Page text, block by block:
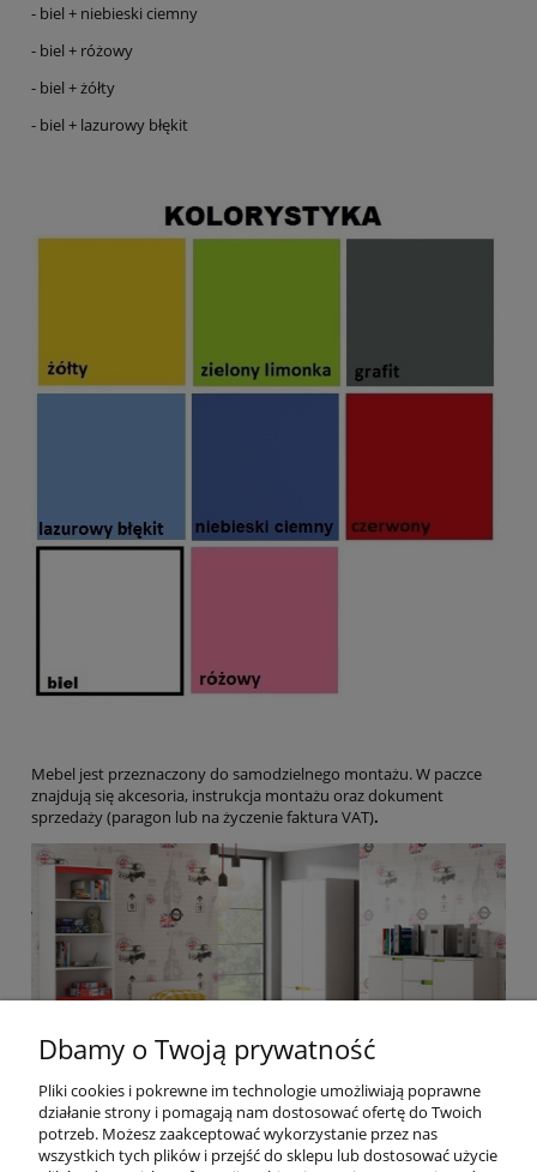
- biel + niebieski ciemny
- biel + różowy
- biel + żółty
- biel + lazurowy błękit
Mebel jest przeznaczony do samodzielnego montażu. W paczce
znajdują się akcesoria, instrukcja montażu oraz dokument
sprzedaży (paragon lub na życzenie faktura VAT).
Dbamy o Twoją prywatność
Pliki cookies i pokrewne im technologie umożliwiają poprawne
działanie strony i pomagają nam dostosować ofertę do Twoich
potrzeb. Możesz zaakceptować wykorzystanie przez nas
wszystkich tych plików i przejść do sklepu lub dostosować użycie